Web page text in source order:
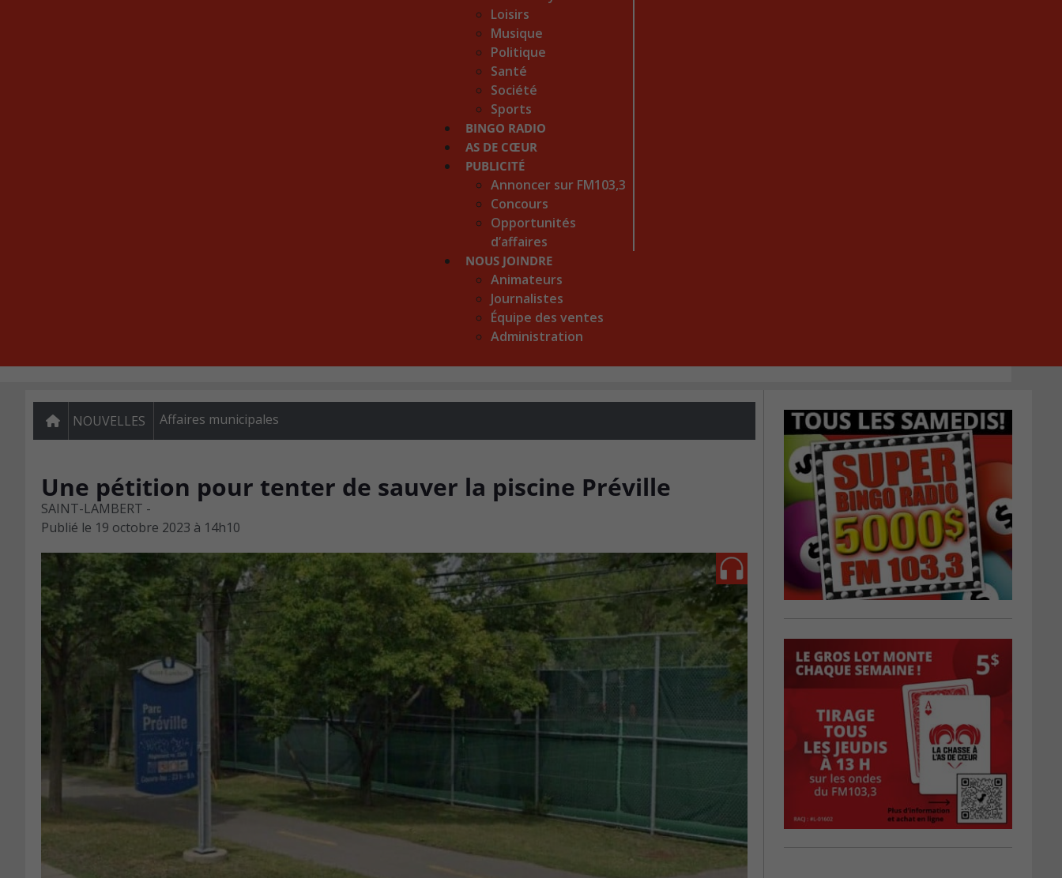
Loisirs
Musique
Politique
Santé
Société
Sports
BINGO RADIO
AS DE CŒUR
PUBLICITÉ
Annoncer sur FM103,3
Concours
Opportunités
d’affaires
NOUS JOINDRE
Animateurs
Journalistes
Équipe des ventes
Administration
NOUVELLES Affaires municipales
Une pétition pour tenter de sauver la piscine Préville
SAINT-LAMBERT -
Publié le 19 octobre 2023 à 14h10